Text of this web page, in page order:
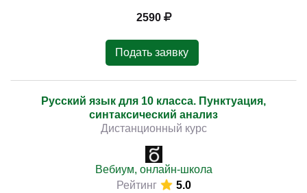
2590
Подать заявку
Русский язык для 10 класса. Пунктуация,
синтаксический анализ
Дистанционный курс
Вебиум, онлайн-школа
Рейтинг
5.0